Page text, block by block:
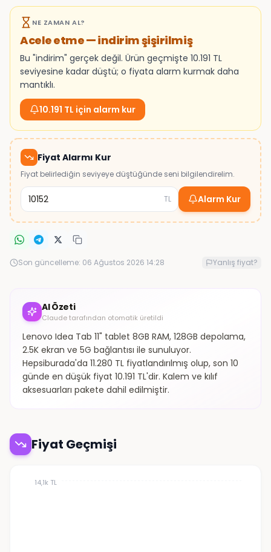
NE ZAMAN AL?
Acele etme — indirim şişirilmiş
Bu "indirim" gerçek değil. Ürün geçmişte 10.191 TL
seviyesine kadar düştü; o fiyata alarm kurmak daha
mantıklı.
10.191 TL için alarm kur
Fiyat Alarmı Kur
Fiyat belirlediğin seviyeye düştüğünde seni bilgilendirelim.
TL Alarm Kur
Son güncelleme: 06 Ağustos 2026 14:28 Yanlış fiyat?
AI Özeti
Claude tarafından otomatik üretildi
Lenovo Idea Tab 11" tablet 8GB RAM, 128GB depolama,
2.5K ekran ve 5G bağlantısı ile sunuluyor.
Hepsiburada'da 11.280 TL fiyatlandırılmış olup, son 10
günde en düşük fiyat 10.191 TL'dir. Kalem ve kılıf
aksesuarları pakete dahil edilmiştir.
Fiyat Geçmişi
14,1k TL